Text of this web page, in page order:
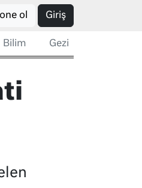
ol Giriş
Bilim Gezi